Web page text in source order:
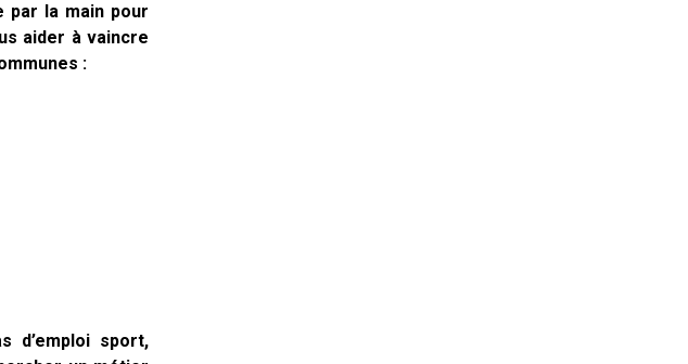
par la main pour
aider à vaincre
:
d’emploi sport,